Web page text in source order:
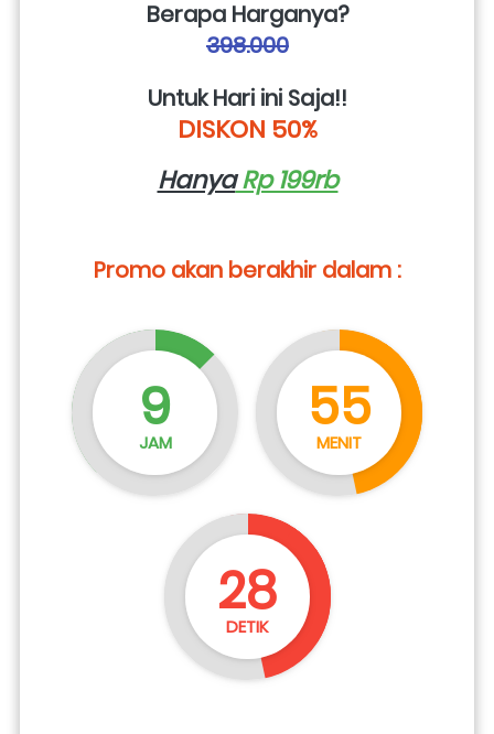
Berapa Harganya?
398.000
Untuk Hari ini Saja!!
DISKON 50%
Hanya Rp 199rb
Promo akan berakhir dalam :
9
JAM
55
MENIT
27
DETIK